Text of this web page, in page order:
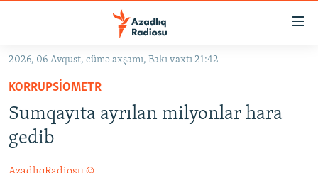
Əsas
qayıt
Əsas
naviqasiyaya
qayıt
Axtarışa
GÜNDƏM
KORRUPSIOMETR
#ƏSLINDƏ
2026, 06 Avqust, cümə axşamı, Bakı vaxtı 21:42
KORRUPSIOMETR
Sumqayıta ayrılan milyonlar hara
gedib